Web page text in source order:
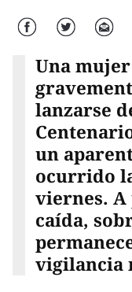
Facebook Twitter Correo
Una
lanzarse
un
ocurrido
viernes. A
caída,
vigilancia